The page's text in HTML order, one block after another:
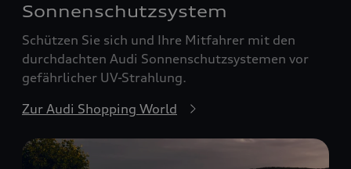
Sonnenschutzsystem
Schützen Sie sich und Ihre Mitfahrer mit den
durchdachten Audi Sonnenschutzsystemen vor
gefährlicher UV-Strahlung.
Zur Audi Shopping World